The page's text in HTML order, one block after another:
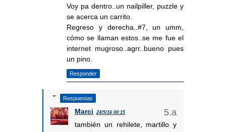
Voy pa dentro..un nailpiller, puzzle y
se acerca un carrito.
Regreso y derecha..#7, un umm,
cómo se llaman estos..se me fue el
internet mugroso..agrr..bueno pues
un pino.
Responder
Respuestas
Marci 24/5/16 00:15
también un rehilete, martillo y